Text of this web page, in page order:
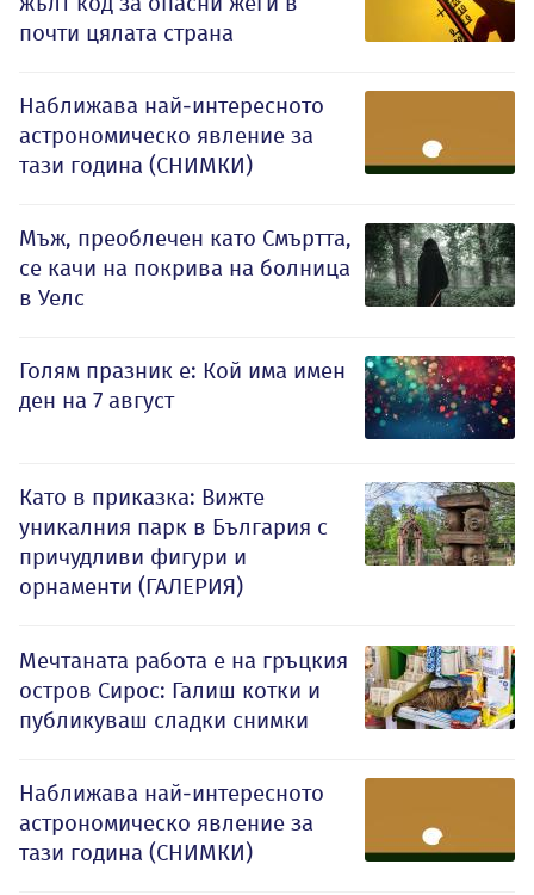
почти цялата страна
Наближава най-интересното
астрономическо явление за
тази година (СНИМКИ)
Мъж, преоблечен като Смъртта,
се качи на покрива на болница
в Уелс
Голям празник е: Кой има имен
ден на 7 август
Като в приказка: Вижте
уникалния парк в България с
причудливи фигури и
орнаменти (ГАЛЕРИЯ)
Мечтаната работа е на гръцкия
остров Сирос: Галиш котки и
публикуваш сладки снимки
Наближава най-интересното
астрономическо явление за
тази година (СНИМКИ)